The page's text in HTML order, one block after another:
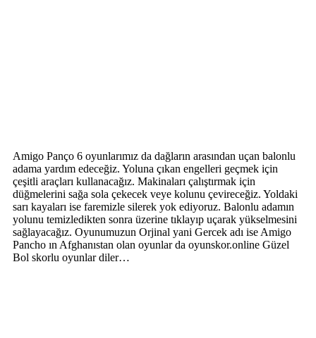
Amigo Panço 6 oyunlarımız da dağların arasından uçan balonlu
adama yardım edeceğiz. Yoluna çıkan engelleri geçmek için
çeşitli araçları kullanacağız. Makinaları çalıştırmak için
düğmelerini sağa sola çekecek veye kolunu çevireceğiz. Yoldaki
sarı kayaları ise faremizle silerek yok ediyoruz. Balonlu adamın
yolunu temizledikten sonra üzerine tıklayıp uçarak yükselmesini
sağlayacağız. Oyunumuzun Orjinal yani Gercek adı ise Amigo
Pancho ın Afghanıstan olan oyunlar da oyunskor.online Güzel
Bol skorlu oyunlar diler…